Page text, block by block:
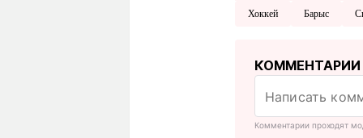
Хоккей Барыс
КОММЕНТАРИИ
Комментарии проходят